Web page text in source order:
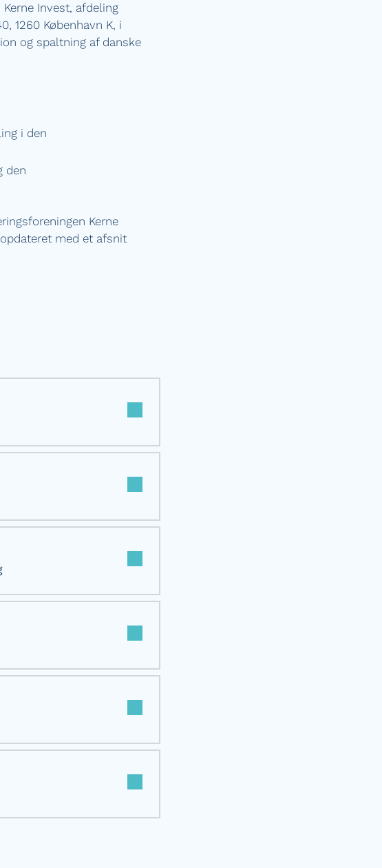
Invest, afdeling
1260 København K, i
og spaltning af danske
i den
den
Kerne
med et afsnit